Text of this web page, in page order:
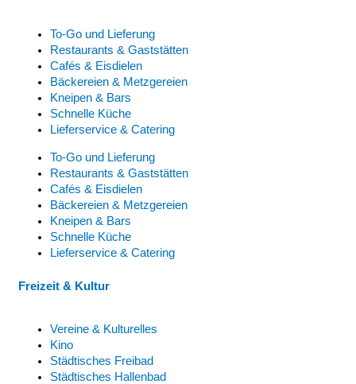
To-Go und Lieferung
Restaurants & Gaststätten
Cafés & Eisdielen
Bäckereien & Metzgereien
Kneipen & Bars
Schnelle Küche
Lieferservice & Catering
To-Go und Lieferung
Restaurants & Gaststätten
Cafés & Eisdielen
Bäckereien & Metzgereien
Kneipen & Bars
Schnelle Küche
Lieferservice & Catering
Freizeit & Kultur
Vereine & Kulturelles
Kino
Städtisches Freibad
Städtisches Hallenbad